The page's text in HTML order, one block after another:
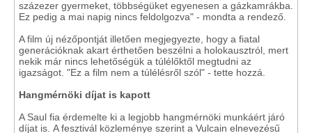
százezer gyermeket, többségüket egyenesen a gázkamrákba.
Ez pedig a mai napig nincs feldolgozva" - mondta a rendező.
A film új nézőpontját illetően megjegyezte, hogy a fiatal
generációknak akart érthetően beszélni a holokausztról, mert
nekik már nincs lehetőségük a túlélőktől megtudni az
igazságot. "Ez a film nem a túlélésről szól" - tette hozzá.
Hangmérnöki díjat is kapott
A Saul fia érdemelte ki a legjobb hangmérnöki munkáért járó
díjat is. A fesztivál közleménye szerint a Vulcain elnevezésű